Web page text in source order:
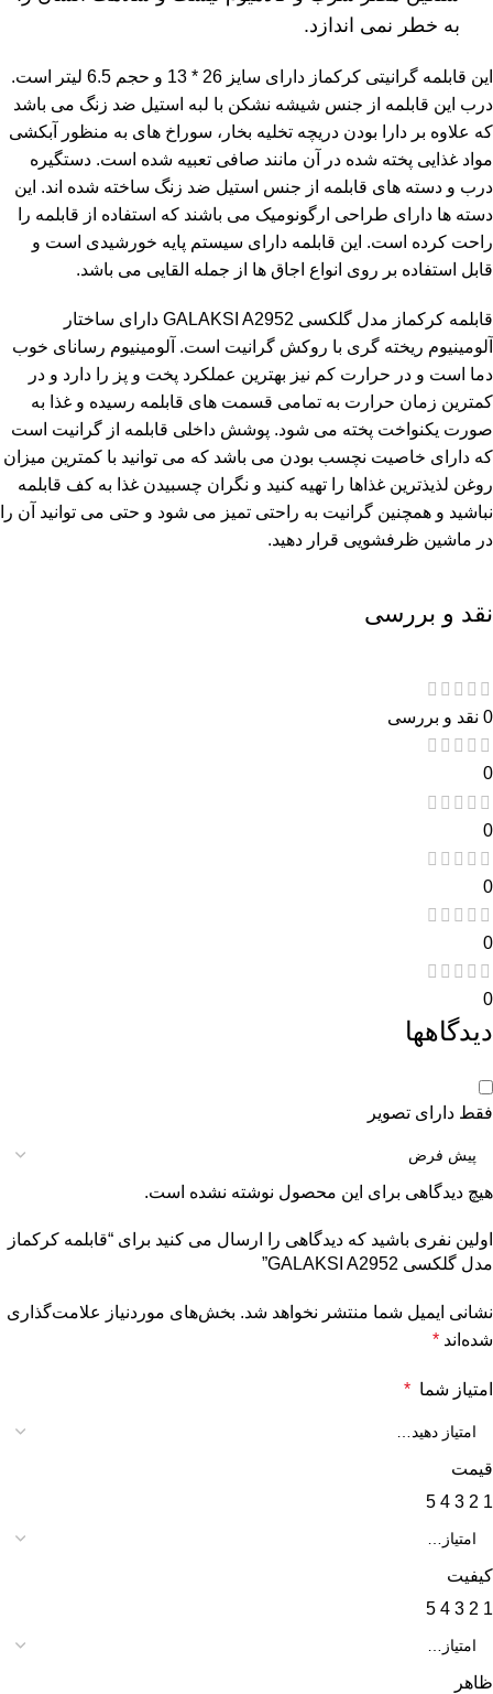
به خطر نمی اندازد.
این قابلمه گرانیتی کرکماز
دارای سایز 26 * 13 و حجم 6.5 لیتر است.
درب این قابلمه از جنس شیشه نشکن با لبه استیل ضد زنگ می باشد
که علاوه بر دارا بودن دریچه تخلیه بخار، سوراخ های به منظور آبکشی
مواد غذایی پخته شده در آن مانند صافی تعبیه شده است. دستگیره
درب و دسته های قابلمه از جنس استیل ضد زنگ ساخته شده اند. این
دسته ها دارای طراحی ارگونومیک می باشند که استفاده از قابلمه را
راحت کرده است. این قابلمه دارای سیستم پایه خورشیدی است و
قابل استفاده بر روی انواع اجاق ها از جمله القایی می باشد.
قابلمه کرکماز مدل گلکسی GALAKSI A2952 دارای ساختار
آلومینیوم ریخته گری با روکش گرانیت است. آلومینیوم رسانای خوب
دما است و در حرارت کم نیز بهترین عملکرد پخت و پز را دارد و در
کمترین زمان حرارت به تمامی قسمت های قابلمه رسیده و غذا به
صورت یکنواخت پخته می شود. پوشش داخلی قابلمه از گرانیت است
که دارای خاصیت نچسب بودن می باشد که می توانید با کمترین میزان
روغن لذیذترین غذاها را تهیه کنید و نگران چسبیدن غذا به کف قابلمه
نباشید و همچنین گرانیت به راحتی تمیز می شود و حتی می توانید آن را
در ماشین ظرفشویی قرار دهید.
نقد و بررسی
0 نقد و بررسی
0
0
0
0
0
دیدگاهها
فقط دارای تصویر
هیچ دیدگاهی برای این محصول نوشته نشده است.
اولین نفری باشید که دیدگاهی را ارسال می کنید برای “قابلمه کرکماز
مدل گلکسی GALAKSI A2952”
نشانی ایمیل شما منتشر نخواهد شد. بخش‌های موردنیاز علامت‌گذاری
شده‌اند *
امتیاز شما *
قیمت
1
2
3
4
5
کیفیت
1
2
3
4
5
ظاهر